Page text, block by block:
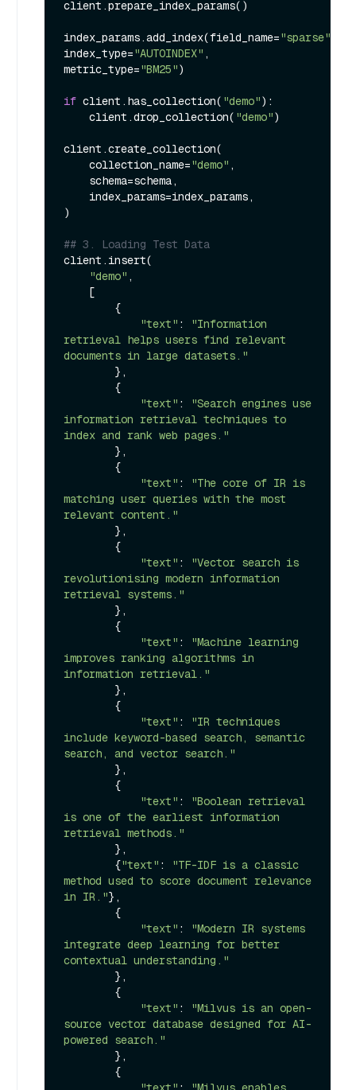
client.prepare_index_params()
index_params.add_index(field_name="sparse"
index_type="AUTOINDEX" ,
metric_type="BM25")
if client.has_collection( "demo"):
    client.drop_collection(
"demo")
client.create_collection(
    collection_name=
"demo" ,
)
## 3. Loading Test Data
client.insert(
"demo" ,
"text" :
"Information
retrieval helps users find relevant
documents in large datasets."
"text" :
"Search engines use
information retrieval techniques to
index and rank web pages."
"text" :
"The core of IR is
matching user queries with the most
relevant content."
"text" :
"Vector search is
revolutionising modern information
retrieval systems."
"text" :
"Machine learning
improves ranking algorithms in
information retrieval."
"text" :
"IR techniques
include keyword-based search, semantic
search, and vector search."
"text" :
"Boolean retrieval
is one of the earliest information
retrieval methods."
        {
"text" :
"TF-IDF is a classic
method used to score document relevance
in IR."},
"text" :
"Modern IR systems
integrate deep learning for better
contextual understanding."
"text" :
"Milvus is an open-
source vector database designed for AI-
powered search."